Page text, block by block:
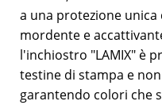
a una protezione
mordente e
l'inchiostro "LAMIX" è
testine di stampa e
garantendo colori che